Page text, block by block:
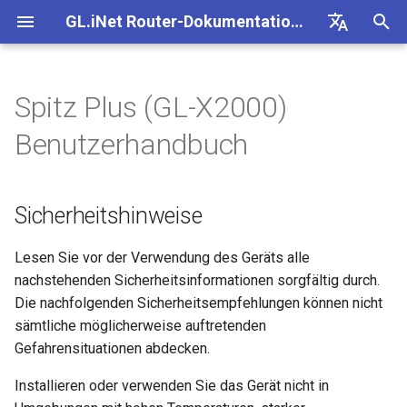
GL.iNet Router-Dokumentation 4
Polski
h
w
i
r
d
i
n
Sicherheitshinweise
Lieferumfang
LED-Anzeigen
So richten Sie Spitz Plus ein
1. Einschalten
2. Gerät verbinden
Internet Ersteinrichtung
Verbindung mit
Hotspot mit Captive Portal
Problemhinweis für GL-
MT2500/GL-X3000/GL-
X2000 bei Problemen mit
SIM-Karten
Fehlerbehebung
Kein Zugriff auf das
webbasierte Admin Panel
iPhone-5G-Hotspot kann
gescannt werden
iPhone-Tethering
Leitfaden zur
VPN
OpenVPN einrichten
VPN Kill Switch
TCP oder UDP
Upgrade
Firmware herunterladen
Weitere Themen
Status der LED-Anzeige
WAN in LAN ändern
Zugriff auf GL.iNet und
Verbindung mit Starlink
VPN OpenVPN-Client einrichten
VPN-Obfuskation
NordVPN mit einer
Surfshark mit einer
SMS
Quectel-Modul
Status der Carrier
Aggregation prüfen
einrichten
eSIM
eSIM-Physikkarte mit
GL.iNet-Routern
GoodCloud
Site-to-Site
Network
Verbindung mit EAP-
Netzwerk
Points und Sendeleistung
verstehen
Drop-in Gateway einrichten
Hauptrouter einrichten
Weitere Themen
Client-Geräte blockieren
vorhanden ist
Router aktualisieren oder
downgraden
Internetverbindung Internet
Tethering
Cellular
WLAN
Clients
Clients
Cloud-Dienste
GoodCloud
VPN
VPN Dashboard
OpenVPN-Server
WireGuard-Client
Anwendungen
Plug-ins
AdGuard Home
Kindersicherung
Tailscale
Netzwerk
Firewall
LAN
Gastnetzwerk
DNS
DPI-Engine
QoS
SQM
Portweiterleitung
NAT-Modus
Übersicht
Admin-Passwort
Display-Verwaltung
Zeitzone
Firmware v4.9
Unsere neuen Produkte
kennenlernen
Spitz Plus (GL-X2000)
Benutzerhandbuch
Sicherheitshinweise
Lesen Sie vor der Verwendung des Geräts alle
nachstehenden Sicherheitsinformationen sorgfältig durch.
Die nachfolgenden Sicherheitsempfehlungen können nicht
sämtliche möglicherweise auftretenden
Gefahrensituationen abdecken.
Installieren oder verwenden Sie das Gerät nicht in